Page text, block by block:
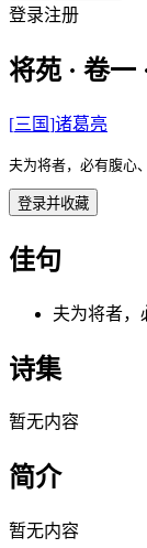
登录注册
将苑 · 卷一
[三国]诸葛亮
夫为将者，必有腹心
登录并收藏
佳句
夫为将者，
诗集
暂无内容
简介
暂无内容